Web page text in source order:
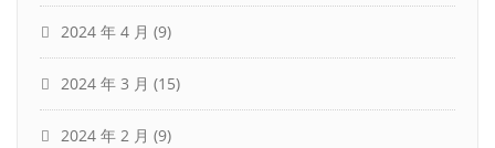
2024 年 4 月 (9)
2024 年 3 月 (15)
2024 年 2 月 (9)